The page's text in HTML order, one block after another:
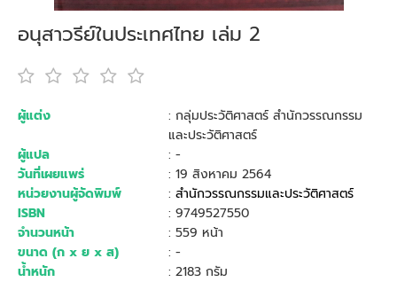
อนุสาวรีย์ในประเทศไทย เล่ม 2
ผู้แต่ง
: กลุ่มประวัติศาสตร์ สำนักวรรณกรรม
และประวัติศาสตร์
ผู้แปล
: -
วันที่เผยแพร่
: 19 สิงหาคม 2564
หน่วยงานผู้จัดพิมพ์
: สำนักวรรณกรรมและประวัติศาสตร์
ISBN
: 9749527550
จำนวนหน้า
: 559 หน้า
ขนาด (ก x ย x ส)
: -
น้ำหนัก
: 2183 กรัม